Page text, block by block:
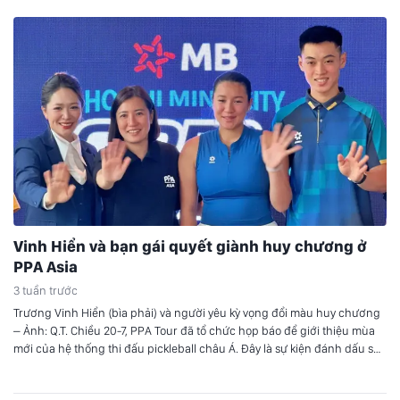
Vinh Hiển và bạn gái quyết giành huy chương ở
PPA Asia
3 tuần trước
Trương Vinh Hiển (bìa phải) và người yêu kỳ vọng đổi màu huy chương
– Ảnh: Q.T. Chiều 20-7, PPA Tour đã tổ chức họp báo để giới thiệu mùa
mới của hệ thống thi đấu pickleball châu Á. Đây là sự kiện đánh dấu sự